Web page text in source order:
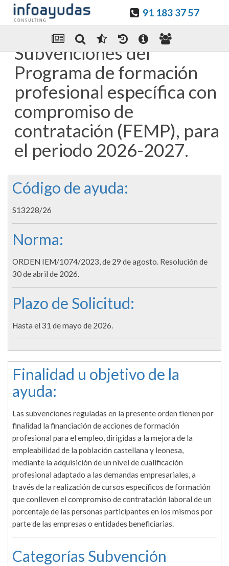
91 183 37 57
Enviar Por email
Subvenciones del
Programa de formación
profesional específica con
compromiso de
contratación (FEMP), para
el periodo 2026-2027.
Código de ayuda:
S13228/26
Norma:
ORDEN IEM/1074/2023, de 29 de agosto. Resolución de
30 de abril de 2026.
Plazo de Solicitud:
Hasta el 31 de mayo de 2026.
Finalidad u objetivo de la
ayuda:
Las subvenciones reguladas en la presente orden tienen por
finalidad la financiación de acciones de formación
profesional para el empleo, dirigidas a la mejora de la
empleabilidad de la población castellana y leonesa,
mediante la adquisición de un nivel de cualificación
profesional adaptado a las demandas empresariales, a
través de la realización de cursos específicos de formación
que conlleven el compromiso de contratación laboral de un
porcentaje de las personas participantes en los mismos por
parte de las empresas o entidades beneficiarias.
Categorías Subvención